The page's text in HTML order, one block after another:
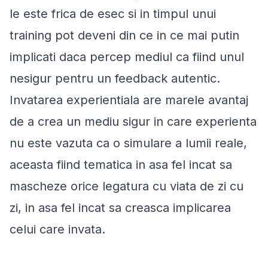
le este frica de esec si in timpul unui
training pot deveni din ce in ce mai putin
implicati daca percep mediul ca fiind unul
nesigur pentru un feedback autentic.
Invatarea experientiala are marele avantaj
de a crea un mediu sigur in care experienta
nu este vazuta ca o simulare a lumii reale,
aceasta fiind tematica in asa fel incat sa
mascheze orice legatura cu viata de zi cu
zi, in asa fel incat sa creasca implicarea
celui care invata.